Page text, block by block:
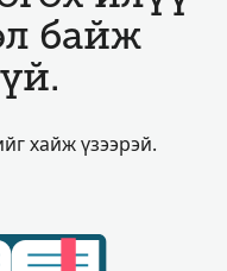
байж
хайж үзээрэй.